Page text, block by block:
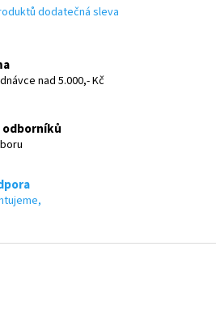
d
r
y
i
s
dodatečná sleva
nad 5.000,- Kč